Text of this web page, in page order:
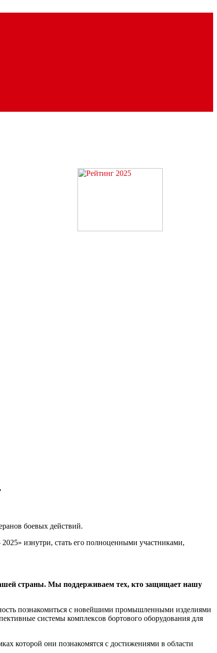
боевых действий.
изнутри, стать его полноценными участниками,
страны. Мы поддерживаем тех, кто защищает нашу
познакомиться с новейшими промышленными изделиями
системы комплексов бортового оборудования для
которой они познакомятся с достижениями в области